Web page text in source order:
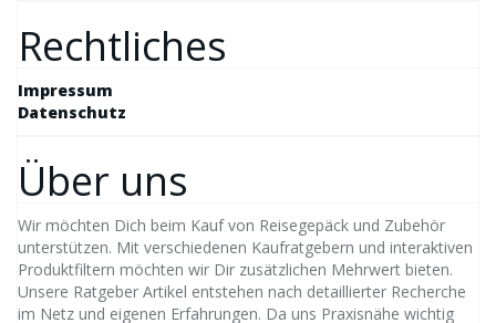
Rechtliches
Impressum
Datenschutz
Über uns
Wir möchten Dich beim Kauf von Reisegepäck und Zubehör
unterstützen. Mit verschiedenen Kaufratgebern und interaktiven
Produktfiltern möchten wir Dir zusätzlichen Mehrwert bieten.
Unsere Ratgeber Artikel entstehen nach detaillierter Recherche
im Netz und eigenen Erfahrungen. Da uns Praxisnähe wichtig